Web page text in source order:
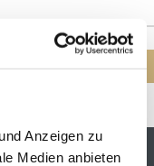
Anzeigen zu
Medien anbieten